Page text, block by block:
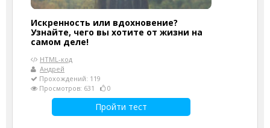
Искренность или вдохновение?
Узнайте, чего вы хотите от жизни на
самом деле!
HTML-код
Андрей
Прохождений: 119
Просмотров: 631
0
Пройти тест